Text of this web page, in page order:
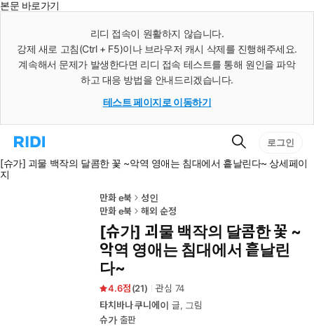
본문 바로가기
리디 접속이 원활하지 않습니다.
강제 새로 고침(Ctrl + F5)이나 브라우저 캐시 삭제를 진행해주세요.
계속해서 문제가 발생한다면 리디 접속 테스트를 통해 원인을 파악
하고 대응 방법을 안내드리겠습니다.
테스트 페이지로 이동하기
리
홈
검
색
로그인
[슈가] 괴물 백작의 달콤한 꽃 ~악역 영애는 침대에서 흩날린다~ 상세페이
지
만화 e북
성인
만화 e북
해외 순정
[슈가] 괴물 백작의 달콤한 꽃 ~
악역 영애는 침대에서 흩날린
다~
4.6 (21) 관심 74
타치바나 쿠니에이 글, 그림
슈가출판